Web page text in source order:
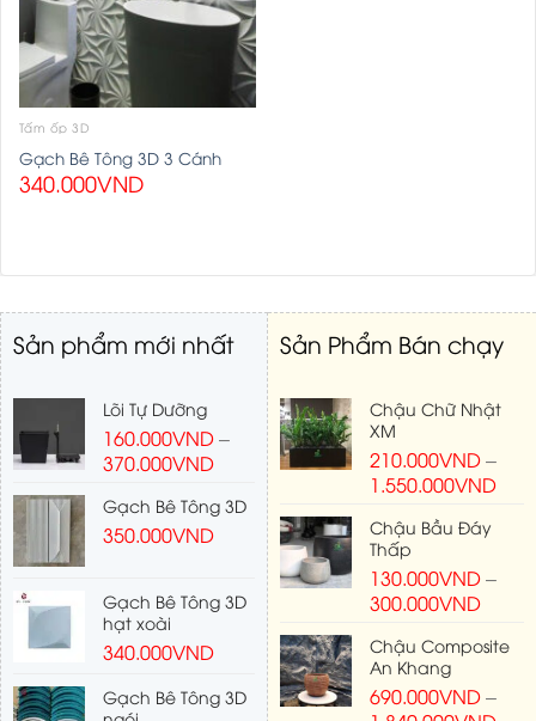
Tấm ốp 3D
Gạch Bê Tông 3D 3 Cánh
340.000VND
Sản phẩm mới nhất
Lõi Tự Dưỡng
160.000VND–
370.000VND
Gạch Bê Tông 3D
350.000VND
Gạch Bê Tông 3D
hạt xoài
340.000VND
Gạch Bê Tông 3D
Sản Phẩm Bán chạy
Chậu Chữ Nhật
XM
210.000VND–
1.550.000VND
Chậu Bầu Đáy
Thấp
130.000VND–
300.000VND
Chậu Composite
An Khang
690.000VND–